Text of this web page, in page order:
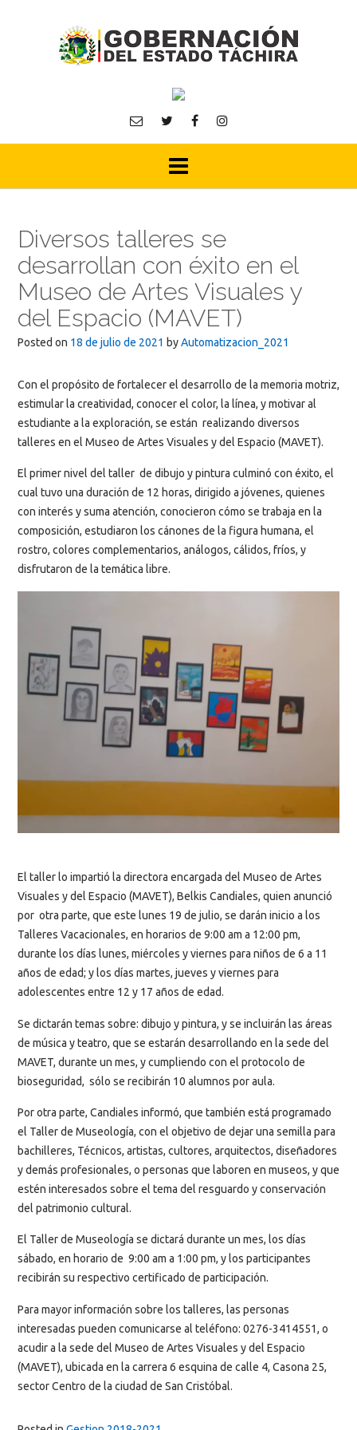
Diversos talleres se
desarrollan con éxito en el
Museo de Artes Visuales y
del Espacio (MAVET)
Posted on 18 de julio de 2021 byAutomatizacion_2021
Con el propósito de fortalecer el desarrollo de la memoria motriz,
estimular la creatividad, conocer el color, la línea, y motivar al
estudiante a la exploración, se están realizando diversos
talleres en el Museo de Artes Visuales y del Espacio (MAVET).
El primer nivel del taller de dibujo y pintura culminó con éxito, el
cual tuvo una duración de 12 horas, dirigido a jóvenes, quienes
con interés y suma atención, conocieron cómo se trabaja en la
composición, estudiaron los cánones de la figura humana, el
rostro, colores complementarios, análogos, cálidos, fríos, y
disfrutaron de la temática libre.
El taller lo impartió la directora encargada del Museo de Artes
Visuales y del Espacio (MAVET), Belkis Candiales, quien anunció
por otra parte, que este lunes 19 de julio, se darán inicio a los
Talleres Vacacionales, en horarios de 9:00 am a 12:00 pm,
durante los días lunes, miércoles y viernes para niños de 6 a 11
años de edad; y los días martes, jueves y viernes para
adolescentes entre 12 y 17 años de edad.
Se dictarán temas sobre: dibujo y pintura, y se incluirán las áreas
de música y teatro, que se estarán desarrollando en la sede del
MAVET, durante un mes, y cumpliendo con el protocolo de
bioseguridad, sólo se recibirán 10 alumnos por aula.
Por otra parte, Candiales informó, que también está programado
el Taller de Museología, con el objetivo de dejar una semilla para
bachilleres, Técnicos, artistas, cultores, arquitectos, diseñadores
y demás profesionales, o personas que laboren en museos, y que
estén interesados sobre el tema del resguardo y conservación
del patrimonio cultural.
El Taller de Museología se dictará durante un mes, los días
sábado, en horario de 9:00 am a 1:00 pm, y los participantes
recibirán su respectivo certificado de participación.
Para mayor información sobre los talleres, las personas
interesadas pueden comunicarse al teléfono: 0276-3414551, o
acudir a la sede del Museo de Artes Visuales y del Espacio
(MAVET), ubicada en la carrera 6 esquina de calle 4, Casona 25,
sector Centro de la ciudad de San Cristóbal.